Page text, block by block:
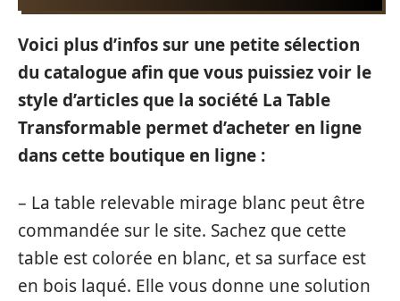
Voici plus d’infos sur une petite sélection
du catalogue afin que vous puissiez voir le
style d’articles que la société La Table
Transformable permet d’acheter en ligne
dans cette boutique en ligne :
– La table relevable mirage blanc peut être
commandée sur le site. Sachez que cette
table est colorée en blanc, et sa surface est
en bois laqué. Elle vous donne une solution